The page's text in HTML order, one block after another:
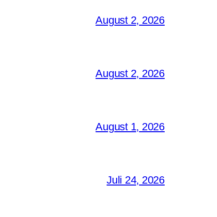
August 2, 2026
August 2, 2026
August 1, 2026
Juli 24, 2026